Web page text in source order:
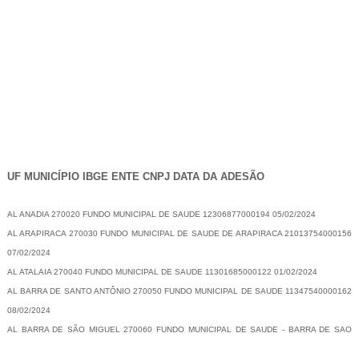
UF MUNICÍPIO IBGE ENTE CNPJ DATA DA ADESÃO
AL ANADIA 270020 FUNDO MUNICIPAL DE SAUDE 12306877000194 05/02/2024
AL ARAPIRACA 270030 FUNDO MUNICIPAL DE SAUDE DE ARAPIRACA 21013754000156
07/02/2024
AL ATALAIA 270040 FUNDO MUNICIPAL DE SAUDE 11301685000122 01/02/2024
AL BARRA DE SANTO ANTÔNIO 270050 FUNDO MUNICIPAL DE SAUDE 11347540000162
08/02/2024
AL BARRA DE SÃO MIGUEL 270060 FUNDO MUNICIPAL DE SAUDE - BARRA DE SAO